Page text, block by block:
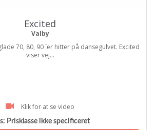
Excited
Valby
70, 80, 90 ´er hitter på dansegulvet. Excited
viser vej...
Klik for at se video
Prisklasse ikke specificeret